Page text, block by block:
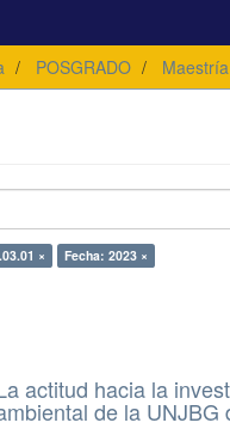
POSGRADO Maestría
× Fecha: 2023 ×
actitud hacia la
de la UNJBG